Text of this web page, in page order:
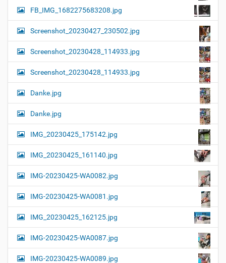
FB_IMG_1682275683208.jpg
Screenshot_20230427_230502.jpg
Screenshot_20230428_114933.jpg
Screenshot_20230428_114933.jpg
Danke.jpg
Danke.jpg
IMG_20230425_175142.jpg
IMG_20230425_161140.jpg
IMG-20230425-WA0082.jpg
IMG-20230425-WA0081.jpg
IMG_20230425_162125.jpg
IMG-20230425-WA0087.jpg
IMG-20230425-WA0089.jpg